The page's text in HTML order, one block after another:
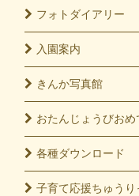
フォト ダイアリー
入園案内
きんか写真館
おたんじょうびおめ
各種ダウンロード
子育て応援ちゅうり